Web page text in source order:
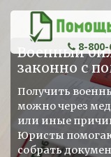
8-
Военный
законно с
Получить
можно через
или иные
Юристы
собрать